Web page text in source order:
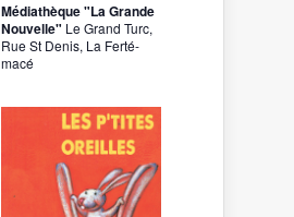
Médiathèque "La Grande
Nouvelle" Le Grand Turc,
Rue St Denis, La Ferté-
macé